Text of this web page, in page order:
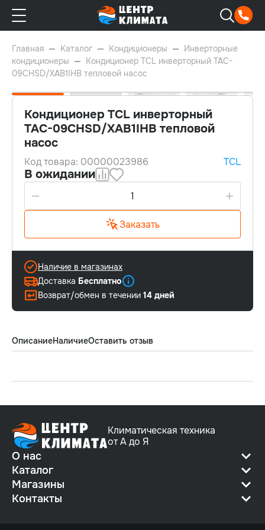
Главная Каталог Кондиционеры
Инверторные
кондиционеры
Кондиционер TCL инверторный TAC-
09CHSD/XAB1IHB тепловой насос
25м²
A++
Кондиционер TCL инверторный
TAC-09CHSD/XAB1IHB тепловой
насос
Код товара: 00000023986 TCL
В ожидании
Заказать
Наличие в магазинах
Доставка Бесплатно
Возврат/обмен в течении 14 дней
ОписаниеНаличиеОставить отзыв
Климатическая техника
от А до Я
О нас
Каталог
Магазины
Контакты